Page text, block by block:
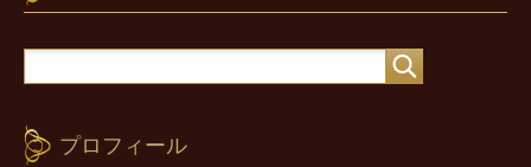
プロフィール